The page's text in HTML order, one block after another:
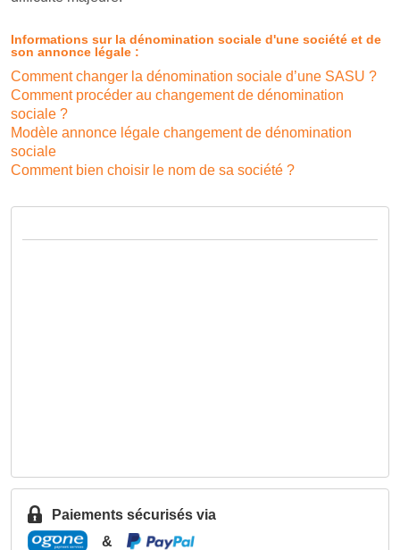
Informations sur la dénomination sociale d'une société et de
son annonce légale :
Comment changer la dénomination sociale d’une SASU ?
Comment procéder au changement de dénomination
sociale ?
Modèle annonce légale changement de dénomination
sociale
Comment bien choisir le nom de sa société ?
Paiements sécurisés via
&